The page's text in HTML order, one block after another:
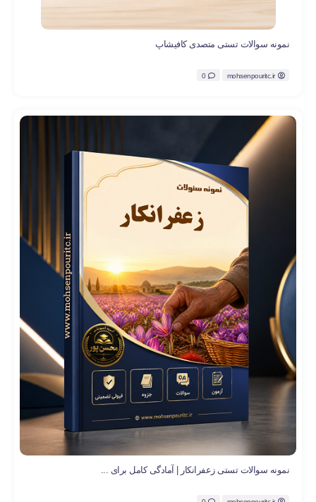
نمونه سوالات تستی متصدی کافیشاپ
mohsenpouritc.ir
0
نمونه سوالات تستی زعفرانکار | آمادگی کامل برای ...